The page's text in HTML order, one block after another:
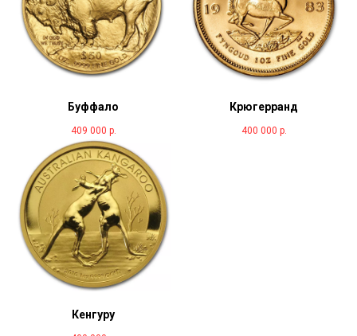
Буффало
409 000 р.
Крюгерранд
400 000 р.
Кенгуру